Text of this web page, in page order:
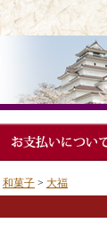
和菓子 > 大福